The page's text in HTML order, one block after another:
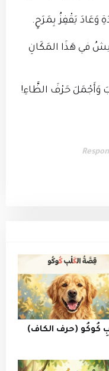
وَعَادَ يَقْفِزُ بِمَرَحٍ.
في هَذَا المَكَانِ
وَأَجْمَلَ حَرْفَ الظَّاءِ!
كُوكُو (حرف الكاف)